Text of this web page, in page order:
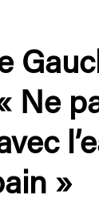
Ne
»